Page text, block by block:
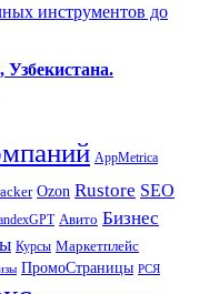
инструментов до
AppMetrica
Ozon Rustore SEO
Авито Бизнес
Курсы Маркетплейс
ПромоСтраницы РСЯ